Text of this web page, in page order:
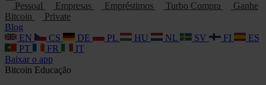
Pessoal Empresas Empréstimos Turbo Compra
Ganhe
Bitcoin
Private
Blog
EN
CS DE PL HU NL SV FI
ES
PT
FR
IT
Baixar o app
Bitcoin Educação